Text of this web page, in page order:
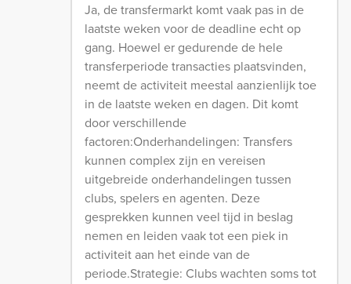
Ja, de transfermarkt komt vaak pas in de
laatste weken voor de deadline echt op
gang. Hoewel er gedurende de hele
transferperiode transacties plaatsvinden,
neemt de activiteit meestal aanzienlijk toe
in de laatste weken en dagen. Dit komt
door verschillende
factoren:Onderhandelingen: Transfers
kunnen complex zijn en vereisen
uitgebreide onderhandelingen tussen
clubs, spelers en agenten. Deze
gesprekken kunnen veel tijd in beslag
nemen en leiden vaak tot een piek in
activiteit aan het einde van de
periode.Strategie: Clubs wachten soms tot